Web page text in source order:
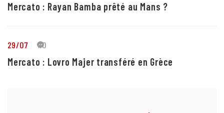
Mercato : Rayan Bamba prêté au Mans ?
29/07 10
Mercato : Lovro Majer transféré en Grèce